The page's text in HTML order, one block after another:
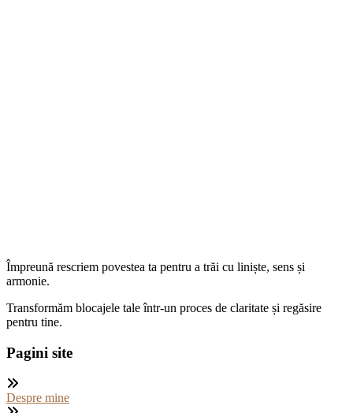
Împreună rescriem povestea ta pentru a trăi cu liniște, sens și
armonie.
Transformăm blocajele tale într-un proces de claritate și regăsire
pentru tine.
Pagini site
Despre mine